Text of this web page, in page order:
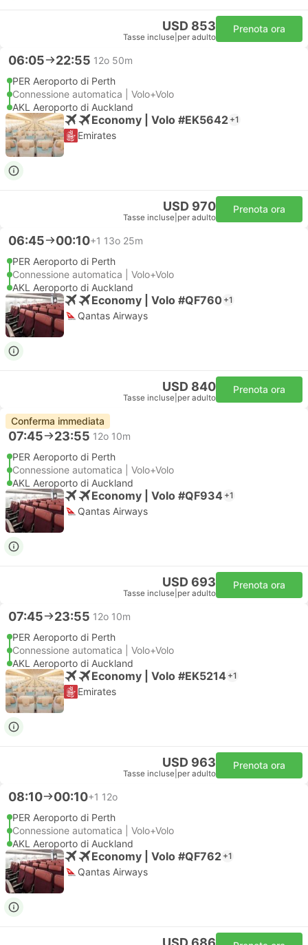
USD 853
Tasse incluse per adulto
Prenota ora
06:05 22:55 12o 50m
PER Aeroporto di Perth
Connessione automatica | Volo+Volo
AKL Aeroporto di Auckland
Economy | Volo #EK5642 +1
Emirates
USD 970
Tasse incluse per adulto
Prenota ora
06:45 00:10+1 13o 25m
PER Aeroporto di Perth
Connessione automatica | Volo+Volo
AKL Aeroporto di Auckland
Economy | Volo #QF760 +1
Qantas Airways
USD 840
Tasse incluse per adulto
Prenota ora
Conferma immediata
07:45 23:55 12o 10m
PER Aeroporto di Perth
Connessione automatica | Volo+Volo
AKL Aeroporto di Auckland
Economy | Volo #QF934 +1
Qantas Airways
USD 693
Tasse incluse per adulto
Prenota ora
07:45 23:55 12o 10m
PER Aeroporto di Perth
Connessione automatica | Volo+Volo
AKL Aeroporto di Auckland
Economy | Volo #EK5214 +1
Emirates
USD 963
Tasse incluse per adulto
Prenota ora
08:10 00:10+1 12o
PER Aeroporto di Perth
Connessione automatica | Volo+Volo
AKL Aeroporto di Auckland
Economy | Volo #QF762 +1
Qantas Airways